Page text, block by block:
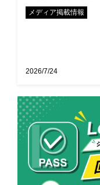
メディア掲載情報
2026/7/24